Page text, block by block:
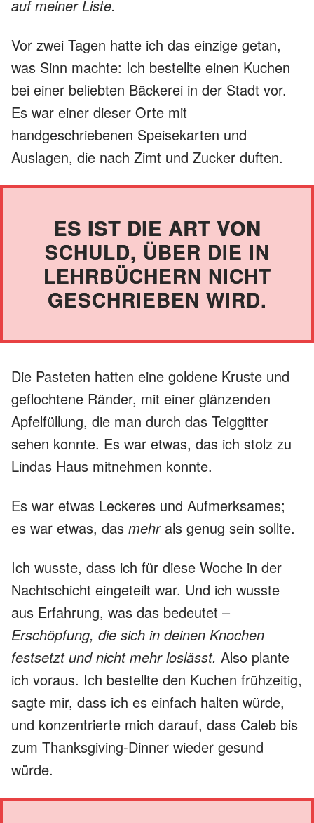
auf meiner Liste.
Vor zwei Tagen hatte ich das einzige getan,
was Sinn machte: Ich bestellte einen Kuchen
bei einer beliebten Bäckerei in der Stadt vor.
Es war einer dieser Orte mit
handgeschriebenen Speisekarten und
Auslagen, die nach Zimt und Zucker duften.
ES IST DIE ART VON
SCHULD, ÜBER DIE IN
LEHRBÜCHERN NICHT
GESCHRIEBEN WIRD.
Die Pasteten hatten eine goldene Kruste und
geflochtene Ränder, mit einer glänzenden
Apfelfüllung, die man durch das Teiggitter
sehen konnte. Es war etwas, das ich stolz zu
Lindas Haus mitnehmen konnte.
Es war etwas Leckeres und Aufmerksames;
es war etwas, das mehrals genug sein sollte.
Ich wusste, dass ich für diese Woche in der
Nachtschicht eingeteilt war. Und ich wusste
aus Erfahrung, was das bedeutet –
Erschöpfung, die sich in deinen Knochen
festsetzt und nicht mehr loslässt. Also plante
ich voraus. Ich bestellte den Kuchen frühzeitig,
sagte mir, dass ich es einfach halten würde,
und konzentrierte mich darauf, dass Caleb bis
zum Thanksgiving-Dinner wieder gesund
würde.